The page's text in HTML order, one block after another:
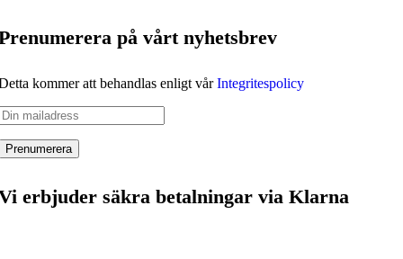
på vårt nyhetsbrev
kommer att behandlas enligt vårIntegritespolicy
erbjuder säkra betalningar via Klarna